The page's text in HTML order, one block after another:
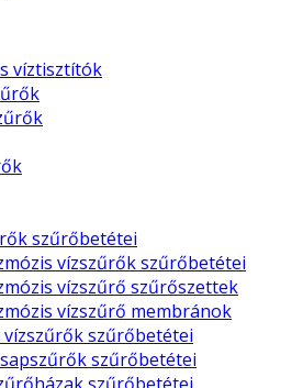
víztisztítók
szűrőbetétei
vízszűrők szűrőbetétei
vízszűrő szűrőszettek
vízszűrő membránok
szűrőbetétei
szűrőbetétei